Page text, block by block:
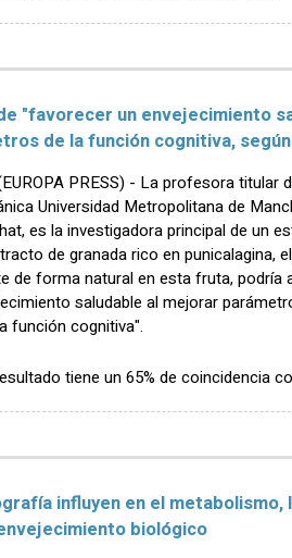
"favorecer un envejecimiento
de la función cognitiva,
PRESS) - La profesora titular
Universidad Metropolitana de
es la investigadora principal de un
de granada rico en punicalagina,
de forma natural en esta fruta, podría
saludable al mejorar
función cognitiva".
tiene un 65% de coincidencia
influyen en el metabolismo,
biológico